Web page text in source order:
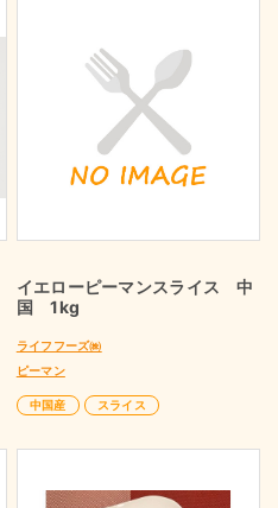
イエローピーマンスライス 中
国 1kg
ライフフーズ㈱
ピーマン
中国産 スライス